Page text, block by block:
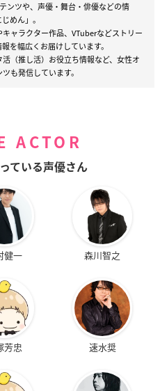
ンツや、声優・舞台・俳優などの情
めん」。
ャラクター作品、VTuberなどストリー
を幅広くお届けしています。
（推し活）お役立ち情報など、女性オ
も発信しています。
ACTOR
ている声優さん
健一 森川智之
芳忠 速水奨